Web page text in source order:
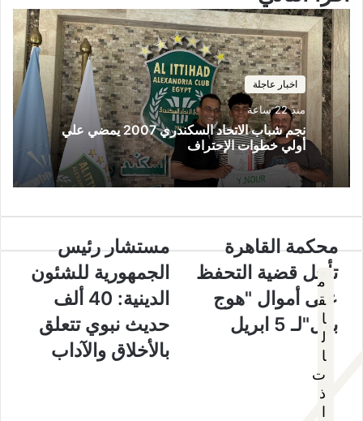
اخبار عاجلة
منذ 22 ساعة
نجم شباب الاتحاد السكندري 2007 يمضي علي
أولي خطوات الإحتراف
مستشار رئيس
الجمهورية للشئون
الدينية: 40 ألف
حديث نبوي تتعلق
بالأخلاق والآداب
محكمة القاهرة
تأجل قضية التحفظ
على أموال "هوج
بول"لـ 5 ابريل
م
ق
ا
ل
ا
ت
ذ
ا